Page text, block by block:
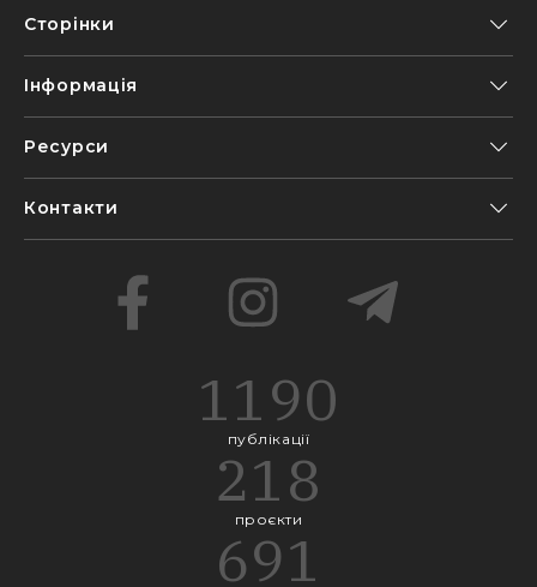
Сторінки
Інформація
Ресурси
Контакти
1190
публікації
218
проєкти
691